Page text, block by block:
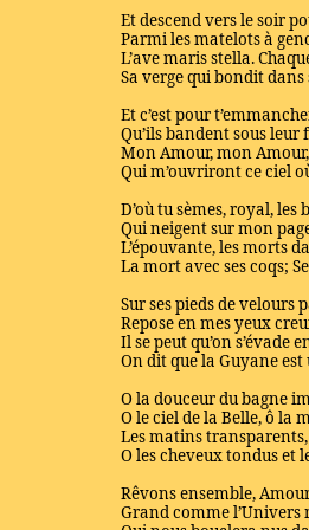
Et descend vers le soir
Parmi les matelots à
L’ave maris stella.
Sa verge qui bondit
Et c’est pour
Qu’ils bandent sous
Mon Amour, mon
Qui m’ouvriront ce ciel
D’où tu sèmes, royal,
Qui neigent sur mon
L’épouvante, les morts
La mort avec ses coqs;
Sur ses pieds de velours
Repose en mes yeux
Il se peut qu’on s’évade
On dit que la Guyane
O la douceur du bagne
O le ciel de la Belle, ô la
Les matins
O les cheveux tondus et
Rêvons ensemble,
Grand comme l’Univers